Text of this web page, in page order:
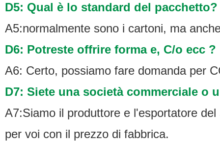
D5: Qual è lo standard del pacchetto?
A5:normalmente sono i cartoni, ma
D6: Potreste offrire forma e, C/o ecc ?
A6: Certo, possiamo fare domanda per
D7: Siete una società commerciale o
A7:Siamo il produttore e l'esportatore
per voi con il prezzo di fabbrica.